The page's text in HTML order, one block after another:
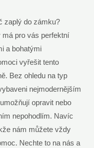
zaplý do zámku?
má pro vás perfektní
a bohatými
vyřešit tento
Bez ohledu na typ
nejmodernějším
opravit nebo
nepohodlím. Navíc
nám můžete vždy
Nechte to na nás a